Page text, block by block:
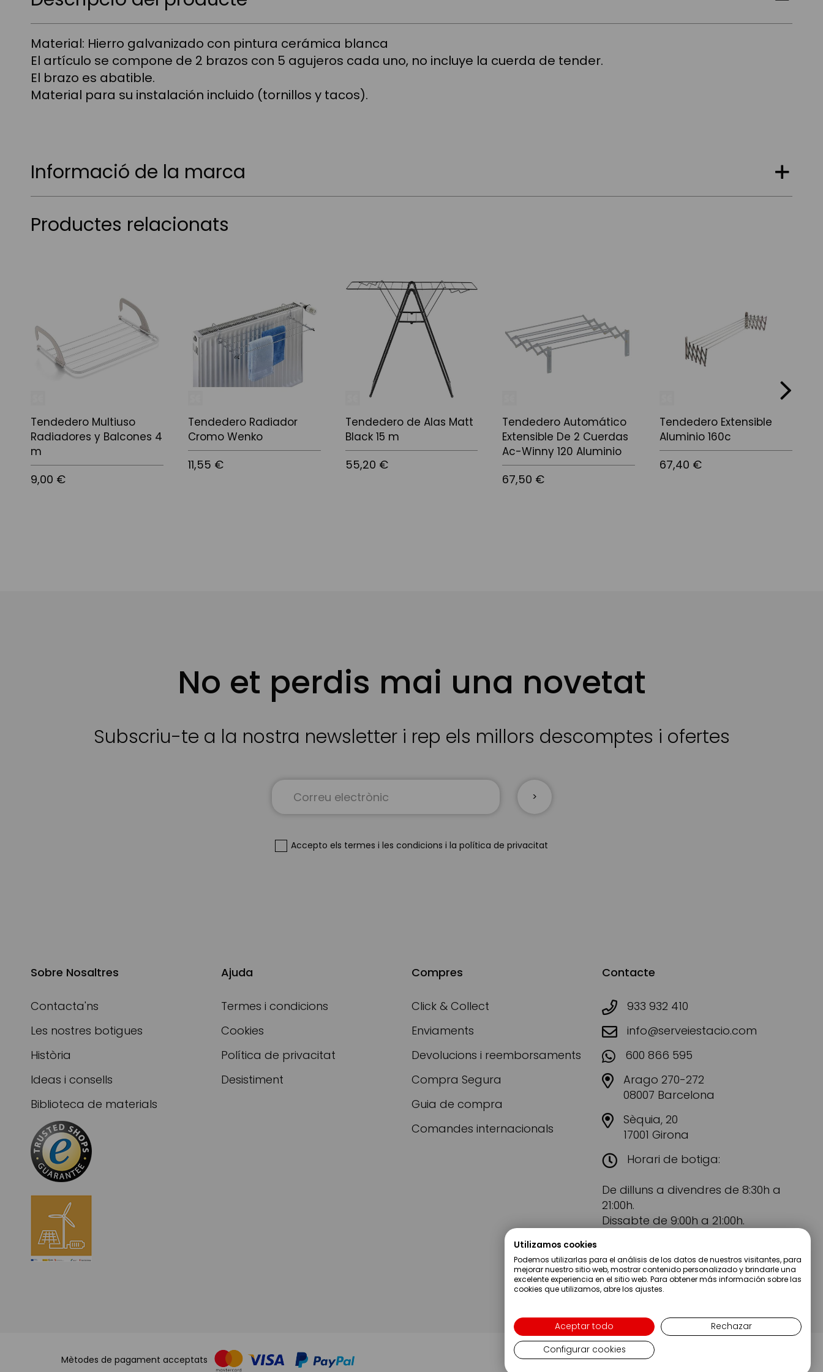
Material: Hierro galvanizado con pintura cerámica blanca
El artículo se compone de 2 brazos con 5 agujeros cada uno, no incluye la cuerda de tender.
El brazo es abatible.
Material para su instalación incluido (tornillos y tacos).
Informació de la marca
Productes relacionats
Tendedero Multiuso
Radiadores y Balcones 4
m
9,00 €
Tendedero Radiador
Cromo Wenko
11,55 €
Tendedero de Alas Matt
Black 15 m
55,20 €
Tendedero Automático
Extensible De 2 Cuerdas
Ac-Winny 120 Aluminio
67,50 €
Tendedero Extensible
Aluminio 160c
67,40 €
No et perdis mai una novetat
Subscriu-te a la nostra newsletter i rep els millors descomptes i ofertes
Up
Accepto els termes i les condicions i la política de privacitat
Sobre Nosaltres
Contacta'ns
Les nostres botigues
Història
Ideas i consells
Biblioteca de materials
Ajuda
Termes i condicions
Cookies
Política de privacitat
Desistiment
Compres
Click & Collect
Enviaments
Devolucions i reemborsaments
Compra Segura
Guia de compra
Comandes internacionals
Contacte
933 932 410
info@serveiestacio.com
600 866 595
Arago 270-272
08007 Barcelona
Sèquia, 20
17001 Girona
Horari de botiga:
De dilluns a divendres de 8:30h a
21:00h.
Dissabte de 9:00h a 21:00h.
Mètodes de pagament acceptats Copyright ©2019 Servei Estació S.A
Utilizamos cookies
Podemos utilizarlas para el análisis de los datos de nuestros visitantes, para
mejorar nuestro sitio web, mostrar contenido personalizado y brindarle una
excelente experiencia en el sitio web. Para obtener más información sobre las
cookies que utilizamos, abre los ajustes.
Aceptar todo
Rechazar
Configurar cookies